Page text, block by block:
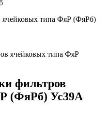
ячейковых типа ФяР (ФяРб)
фильтров
(ФяРб) Ус39А